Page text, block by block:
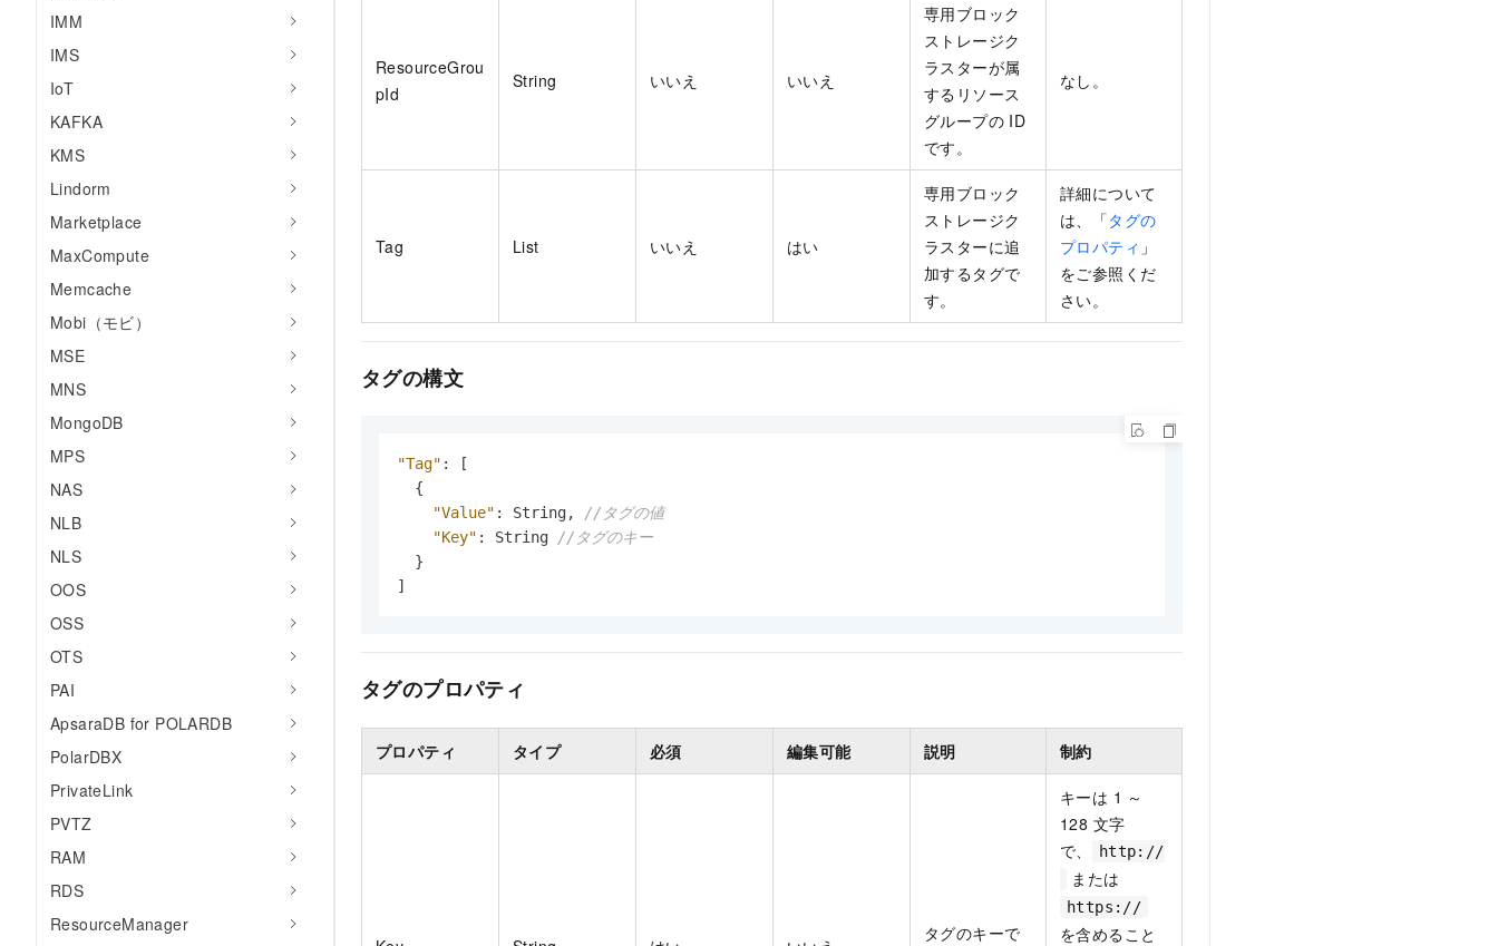
IMM
IMS
IoT
KAFKA
KMS
Lindorm
Marketplace
MaxCompute
Memcache
Mobi（モビ）
MSE
MNS
MongoDB
MPS
NAS
NLB
NLS
OOS
OSS
OTS
PAI
ApsaraDB for POLARDB
PolarDBX
PrivateLink
PVTZ
RAM
RDS
ResourceManager
ResourceGrou
pId
String いいえ いいえ
専用ブロック
ストレージク
ラスターが属
するリソース
グループの ID
です。
なし。
Tag List いいえ はい
専用ブロック
ストレージク
ラスターに追
加するタグで
す。
詳細について
は、「タグの
プロパティ 」
をご参照くだ
さい。
タグの構文
"Tag" :
[
{
"Value" : String,
//タグの値
"Key" : String //タグのキー
}
]
タグのプロパティ
プロパティ タイプ 必須 編集可能 説明 制約
タグのキーで
キーは 1 ～
128 文字
で、
http://
または
https://
を含めること